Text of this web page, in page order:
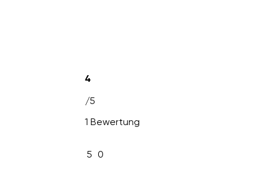
4
/5
1 Bewertung
5 0